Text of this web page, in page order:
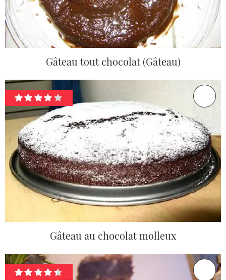
Gâteau tout chocolat (Gâteau)
Gâteau au chocolat molleux